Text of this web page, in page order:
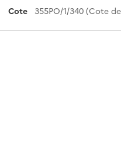
Cote